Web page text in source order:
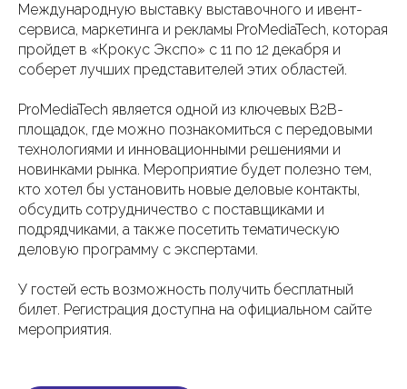
Международную выставку выставочного и ивент-
сервиса, маркетинга и рекламы ProMediaTech, которая
пройдет в «Крокус Экспо» с 11 по 12 декабря и
соберет лучших представителей этих областей.
ProMediaTech является одной из ключевых B2B-
площадок, где можно познакомиться с передовыми
технологиями и инновационными решениями и
новинками рынка. Мероприятие будет полезно тем,
кто хотел бы установить новые деловые контакты,
обсудить сотрудничество с поставщиками и
подрядчиками, а также посетить тематическую
деловую программу с экспертами.
У гостей есть возможность получить бесплатный
билет. Регистрация доступна на официальном сайте
мероприятия.